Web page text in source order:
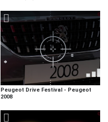
Peugeot Drive Festival - Peugeot
2008